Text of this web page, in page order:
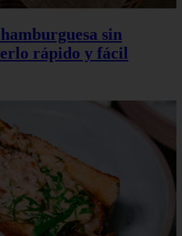
sin
rápido y fácil